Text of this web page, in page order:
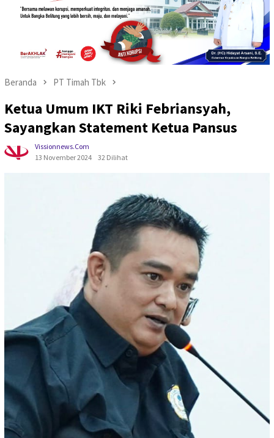
Beranda PT Timah Tbk
Ketua Umum IKT Riki Febriansyah,
Sayangkan Statement Ketua Pansus
Vissionnews.com
13 November 2024
32 Dilihat